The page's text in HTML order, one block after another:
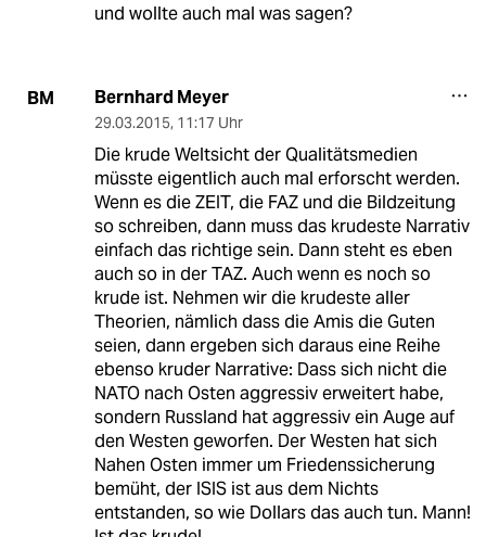
und wollte auch mal was sagen?
BM Bernhard Meyer
29.03.2015, 11:17 Uhr
Die krude Weltsicht der Qualitätsmedien
müsste eigentlich auch mal erforscht werden.
Wenn es die ZEIT, die FAZ und die Bildzeitung
so schreiben, dann muss das krudeste Narrativ
einfach das richtige sein. Dann steht es eben
auch so in der TAZ. Auch wenn es noch so
krude ist. Nehmen wir die krudeste aller
Theorien, nämlich dass die Amis die Guten
seien, dann ergeben sich daraus eine Reihe
ebenso kruder Narrative: Dass sich nicht die
NATO nach Osten aggressiv erweitert habe,
sondern Russland hat aggressiv ein Auge auf
den Westen geworfen. Der Westen hat sich
Nahen Osten immer um Friedenssicherung
bemüht, der ISIS ist aus dem Nichts
entstanden, so wie Dollars das auch tun. Mann!